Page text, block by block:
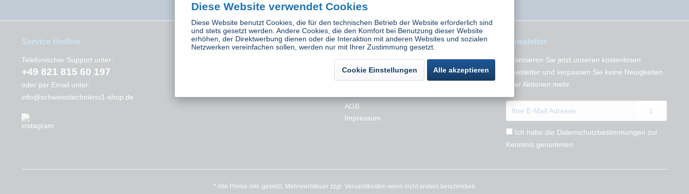
Service Hotline
Telefonischer Support unter:
+49 821 815 60 197
oder per Email unter:
info@schweisstechnikno1-shop.de
Interessantes Rechtliches
Hinweise zu Batterien
Versand und Zahlungsbedingungen
Widerrufsbelehrung
AGB
Impressum
Newsletter
Abonnieren Sie jetzt unseren kostenlosen
Newsletter und verpassen Sie keine Neuigkeiten
oder Aktionen mehr.
Ich habe die Datenschutzbestimmungen zur
Kenntnis genommen.
* Alle Preise inkl. gesetzl. Mehrwertsteuer zzgl. Versandkosten wenn nicht anders beschrieben
Diese Website verwendet Cookies
Diese Website benutzt Cookies, die für den technischen Betrieb der Website erforderlich sind
und stets gesetzt werden. Andere Cookies, die den Komfort bei Benutzung dieser Website
erhöhen, der Direktwerbung dienen oder die Interaktion mit anderen Websites und sozialen
Netzwerken vereinfachen sollen, werden nur mit Ihrer Zustimmung gesetzt.
Cookie Einstellungen Alle akzeptieren